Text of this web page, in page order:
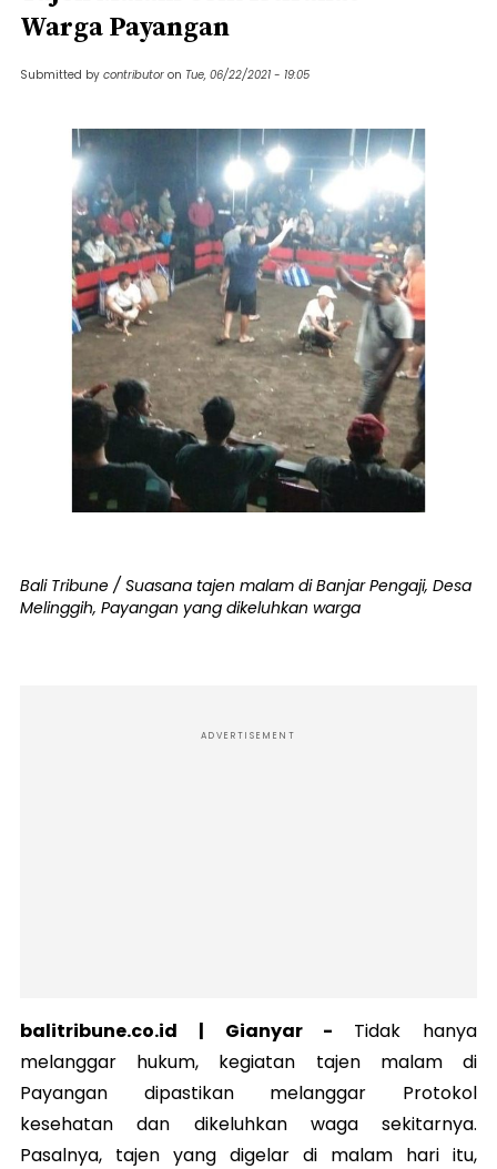
Warga Payangan
Submitted by contributor on Tue, 06/22/2021 - 19:05
Bali Tribune / Suasana tajen malam di Banjar Pengaji, Desa
Melinggih, Payangan yang dikeluhkan warga
ADVERTISEMENT
balitribune.co.id | Gianyar - Tidak hanya
melanggar hukum, kegiatan tajen malam di
Payangan dipastikan melanggar Protokol
kesehatan dan dikeluhkan waga sekitarnya.
Pasalnya, tajen yang digelar di malam hari itu,